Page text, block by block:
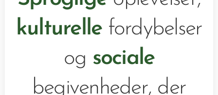
kulturellefordybelser
og sociale
begivenheder, der